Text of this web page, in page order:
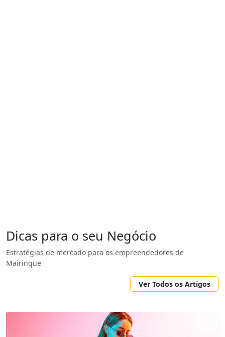
Dicas para o seu Negócio
Estratégias de mercado para os empreendedores de
Mairinque
Ver Todos os Artigos